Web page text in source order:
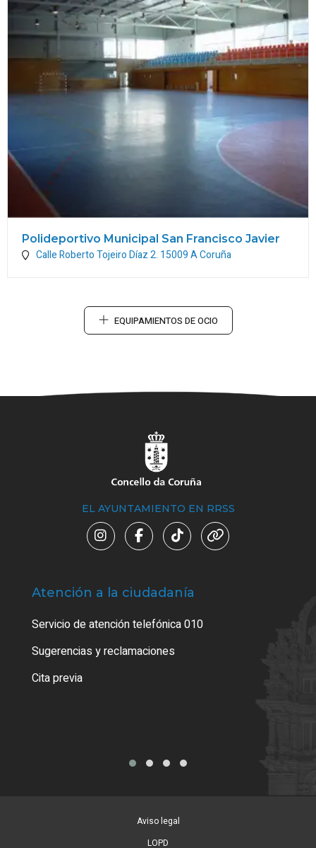
Polideportivo Municipal San Francisco Javier
Calle Roberto Tojeiro Díaz 2. 15009A Coruña
EQUIPAMIENTOS DE OCIO
EL AYUNTAMIENTO EN RRSS
Atención a la ciudadanía
Servicio de atención telefónica 010
Sugerencias y reclamaciones
Cita previa
Aviso legal
LOPD